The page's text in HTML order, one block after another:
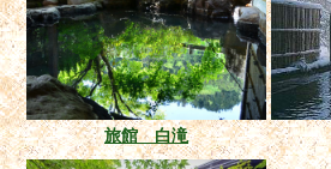
旅館 白滝